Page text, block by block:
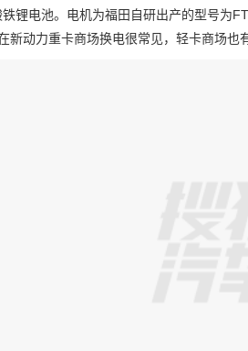
锂电池。电机为福田自研出产的型号为
新动力重卡商场换电很常见，轻卡商场也